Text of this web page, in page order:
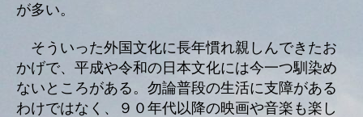
が多い。
そういった外国文化に長年慣れ親しんできたお
かげで、平成や令和の日本文化には今一つ馴染め
ないところがある。勿論普段の生活に支障がある
わけではなく、９０年代以降の映画や音楽も楽し